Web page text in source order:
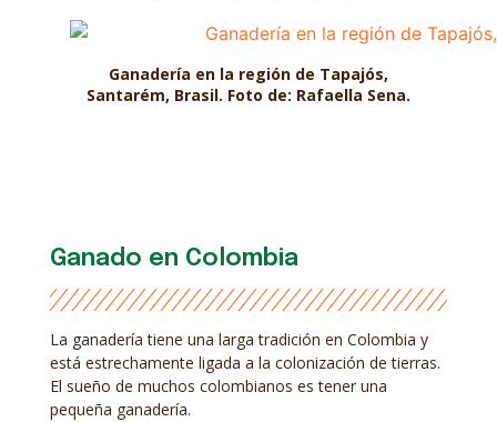
Ganadería en la región de Tapajós,
Santarém, Brasil. Foto de: Rafaella Sena.
Ganado en Colombia
La ganadería tiene una larga tradición en Colombia y
está estrechamente ligada a la colonización de tierras.
El sueño de muchos colombianos es tener una
pequeña ganadería.